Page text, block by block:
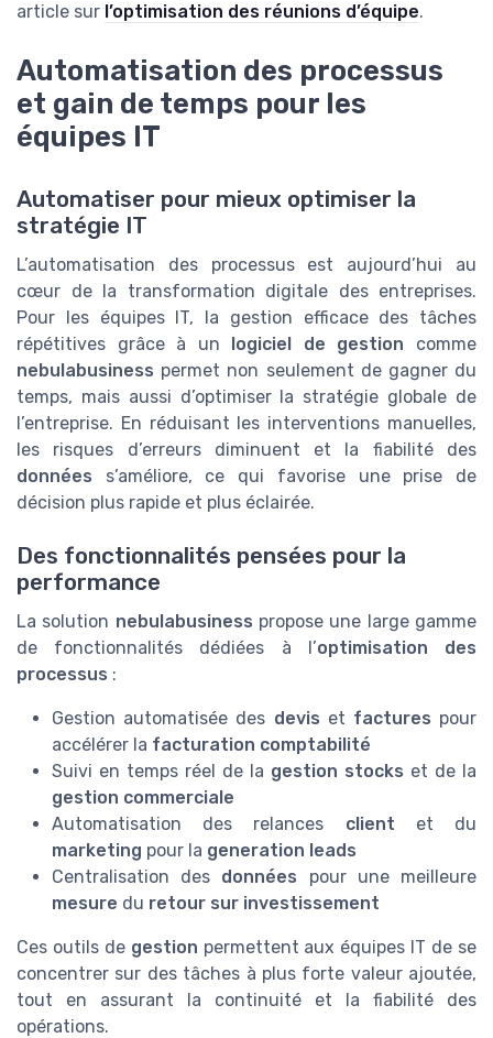
article sur l’optimisation des réunions d’équipe.
Automatisation des processus
et gain de temps pour les
équipes IT
Automatiser pour mieux optimiser la
stratégie IT
L’automatisation des processus est aujourd’hui au
cœur de la transformation digitale des entreprises.
Pour les équipes IT, la gestion efficace des tâches
répétitives grâce à un logiciel de gestion comme
nebulabusiness permet non seulement de gagner du
temps, mais aussi d’optimiser la stratégie globale de
l’entreprise. En réduisant les interventions manuelles,
les risques d’erreurs diminuent et la fiabilité des
données s’améliore, ce qui favorise une prise de
décision plus rapide et plus éclairée.
Des fonctionnalités pensées pour la
performance
La solution nebulabusiness propose une large gamme
de fonctionnalités dédiées à l’optimisation des
processus :
Gestion automatisée des devis et factures pour
accélérer la facturation comptabilité
Suivi en temps réel de la gestion stocks et de la
gestion commerciale
Automatisation des relances client et du
marketing pour la generation leads
Centralisation des données pour une meilleure
mesure du retour sur investissement
Ces outils de gestion permettent aux équipes IT de se
concentrer sur des tâches à plus forte valeur ajoutée,
tout en assurant la continuité et la fiabilité des
opérations.